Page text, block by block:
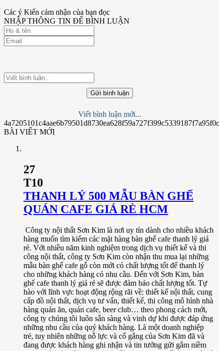
Các ý Kiến cảm nhận của bạn đọc
NHẬP THÔNG TIN ĐỂ BÌNH LUẬN
Gửi bình luận
Viết bình luận mới...
BÀI VIẾT MỚI
27
T10
THANH LÝ 500 MẪU BÀN GHẾ
QUÁN CAFE GIÁ RẺ HCM
Công ty nội thất Sơn Kim là nơi uy tín dành cho nhiều khách
hàng muốn tìm kiếm các mặt hàng bàn ghế cafe thanh lý giá
rẻ. Với nhiều năm kinh nghiệm trong dịch vụ thiết kế và thi
công nội thất, công ty Sơn Kim còn nhận thu mua lại những
mẫu bàn ghế cafe gỗ còn mới có chất lượng tốt để thanh lý
cho những khách hàng có nhu cầu. Đến với Sơn Kim, bàn
ghế cafe thanh lý giá rẻ sẽ được đảm bảo chất lượng tốt. Tự
hào với lĩnh vực hoạt động rộng rãi về: thiết kế nội thất, cung
cấp đồ nội thất, dịch vụ tư vấn, thiết kế, thi công mô hình nhà
hàng quán ăn, quán cafe, beer club… theo phong cách mới,
công ty chúng tôi luôn sẵn sàng và vinh dự khi được đáp ứng
những nhu cầu của quý khách hàng. Là một doanh nghiệp
trẻ, tuy nhiên những nỗ lực và cố gắng của Sơn Kim đã và
đang được khách hàng ghi nhận và tin tưởng gửi gắm niềm